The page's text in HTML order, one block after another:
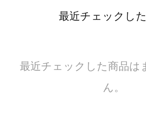
最近チェックし
最近チェックした商品は
ん。